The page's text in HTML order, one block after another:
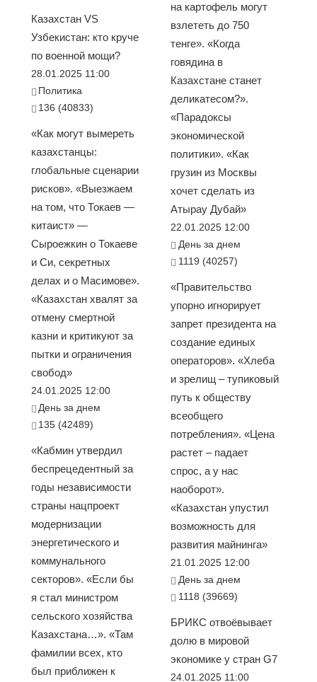
Казахстан VS
Узбекистан: кто круче
по военной мощи?
28.01.2025 11:00
Политика
136 (40833)
«Как могут вымереть
казахстанцы:
глобальные сценарии
рисков». «Выезжаем
на том, что Токаев —
китаист» —
Сыроежкин о Токаеве
и Си, секретных
делах и о Масимове».
«Казахстан хвалят за
отмену смертной
казни и критикуют за
пытки и ограничения
свобод»
24.01.2025 12:00
День за днем
135 (42489)
«Кабмин утвердил
беспрецедентный за
годы независимости
страны нацпроект
модернизации
энергетического и
коммунального
секторов». «Если бы
я стал министром
сельского хозяйства
Казахстана…». «Там
фамилии всех, кто
был приближен к
на картофель могут
взлететь до 750
тенге». «Когда
говядина в
Казахстане станет
деликатесом?».
«Парадоксы
экономической
политики». «Как
грузин из Москвы
хочет сделать из
Атырау Дубай»
22.01.2025 12:00
День за днем
1119 (40257)
«Правительство
упорно игнорирует
запрет президента на
создание единых
операторов». «Хлеба
и зрелищ – тупиковый
путь к обществу
всеобщего
потребления». «Цена
растет – падает
спрос, а у нас
наоборот».
«Казахстан упустил
возможность для
развития майнинга»
21.01.2025 12:00
День за днем
1118 (39669)
БРИКС отвоёвывает
долю в мировой
экономике у стран G7
24.01.2025 11:00